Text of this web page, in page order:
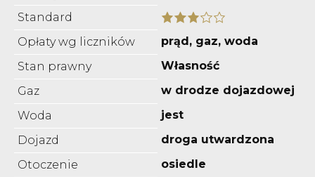
Standard
Opłaty wg liczników
prąd, gaz, woda
Stan prawny
Własność
Gaz
w drodze dojazdowej
Woda
jest
Dojazd
droga utwardzona
Otoczenie
osiedle